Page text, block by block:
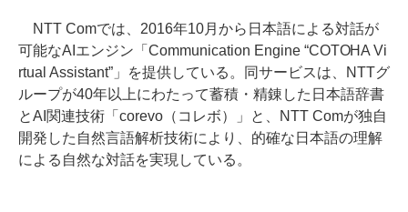
NTT Comでは、2016年10月から日本語による対話が
可能なAIエンジン「Communication Engine “COTOHA Vi
rtual Assistant”」を提供している。同サービスは、NTTグ
ループが40年以上にわたって蓄積・精錬した日本語辞書
とAI関連技術「corevo（コレボ）」と、NTT Comが独自
開発した自然言語解析技術により、的確な日本語の理解
による自然な対話を実現している。